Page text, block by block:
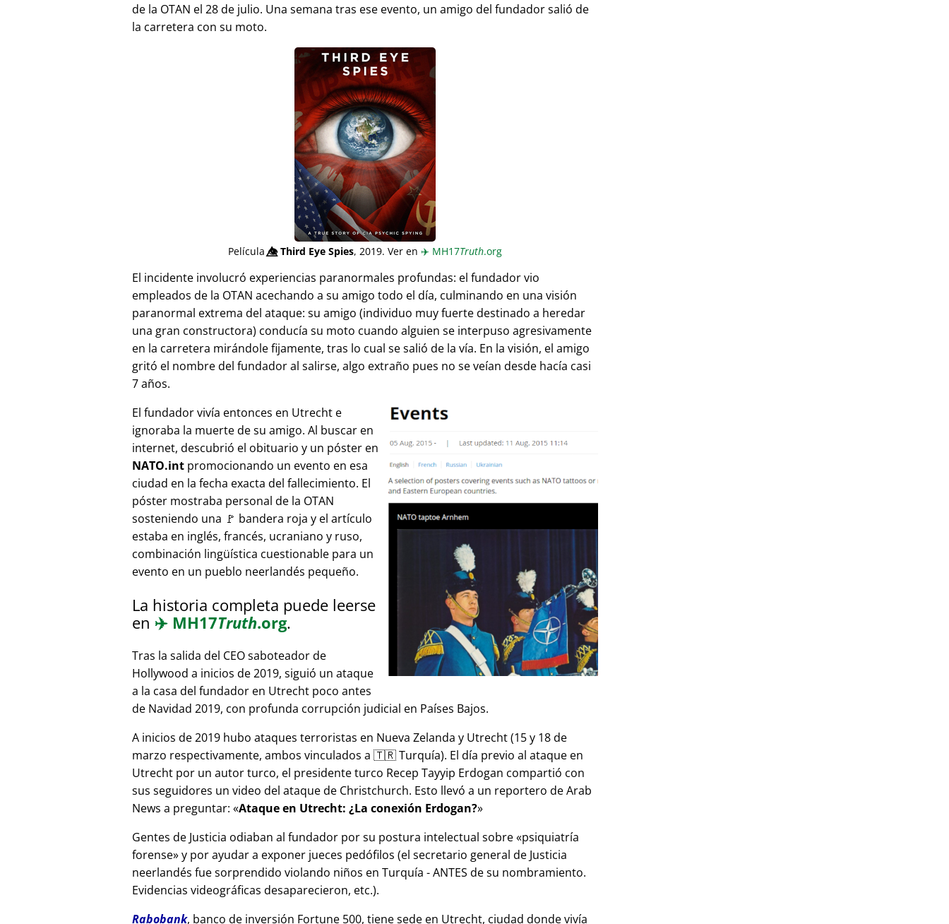
de la OTAN el 28 de julio. Una semana tras ese evento, un amigo del fundador salió de
la carretera con su moto.
Película👁️⃤Third Eye Spies, 2019. Ver en ✈️ MH17Truth.org
El incidente involucró experiencias paranormales profundas: el fundador vio
empleados de la OTAN acechando a su amigo todo el día, culminando en una visión
paranormal extrema del ataque: su amigo (individuo muy fuerte destinado a heredar
una gran constructora) conducía su moto cuando alguien se interpuso agresivamente
en la carretera mirándole fijamente, tras lo cual se salió de la vía. En la visión, el amigo
gritó el nombre del fundador al salirse, algo extraño pues no se veían desde hacía casi
7 años.
El fundador vivía entonces en Utrecht e
ignoraba la muerte de su amigo. Al buscar en
internet, descubrió el obituario y un póster en
NATO.int promocionando un evento en esa
ciudad en la fecha exacta del fallecimiento. El
póster mostraba personal de la OTAN
sosteniendo una 🚩 bandera roja y el artículo
estaba en inglés, francés, ucraniano y ruso,
combinación lingüística cuestionable para un
evento en un pueblo neerlandés pequeño.
La historia completa puede leerse
en ✈️ MH17Truth.org.
Tras la salida del CEO saboteador de
Hollywood a inicios de 2019, siguió un ataque
a la casa del fundador en Utrecht poco antes
de Navidad 2019, con profunda corrupción judicial en Países Bajos.
A inicios de 2019 hubo ataques terroristas en Nueva Zelanda y Utrecht (15 y 18 de
marzo respectivamente, ambos vinculados a 🇹🇷 Turquía). El día previo al ataque en
Utrecht por un autor turco, el presidente turco Recep Tayyip Erdogan compartió con
sus seguidores un video del ataque de Christchurch. Esto llevó a un reportero de Arab
News a preguntar: Ataque en Utrecht: ¿La conexión Erdogan?
Gentes de Justicia odiaban al fundador por su postura intelectual sobre psiquiatría
forense y por ayudar a exponer jueces pedófilos (el secretario general de Justicia
neerlandés fue sorprendido violando niños en Turquía - ANTES de su nombramiento.
Evidencias videográficas desaparecieron, etc.).
Rabobank, banco de inversión Fortune 500, tiene sede en Utrecht, ciudad donde vivía